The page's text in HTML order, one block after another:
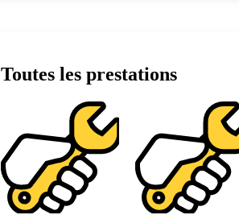
Toutes les prestations